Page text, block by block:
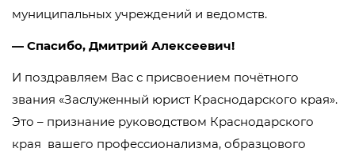
муниципальных учреждений и ведомств.
— Спасибо, Дмитрий Алексеевич!
И поздравляем Вас с присвоением почётного
звания «Заслуженный юрист Краснодарского края».
Это – признание руководством Краснодарского
края вашего профессионализма, образцового